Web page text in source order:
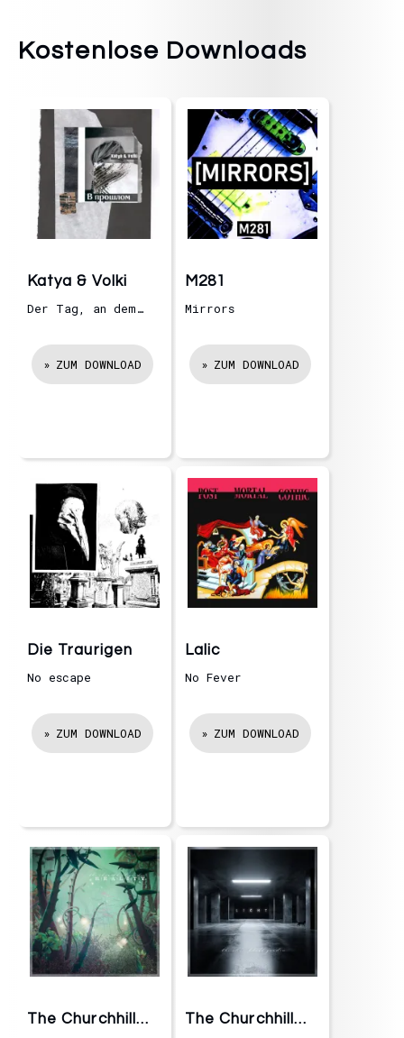
Kostenlose Downloads
Katya & Volki
Der Tag, an dem…
ZUM DOWNLOAD
M281
Mirrors
ZUM DOWNLOAD
Die Traurigen
No escape
ZUM DOWNLOAD
Lalic
No Fever
ZUM DOWNLOAD
The Churchhill
The Churchhill